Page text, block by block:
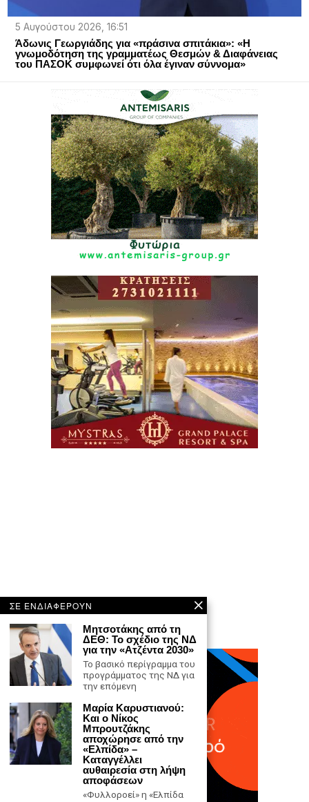
5 Αυγούστου 2026, 16:51
Άδωνις Γεωργιάδης για «πράσινα σπιτάκια»: «Η
γνωμοδότηση της γραμματέως Θεσμών & Διαφάνειας
του ΠΑΣΟΚ συμφωνεί ότι όλα έγιναν σύννομα»
ΣΕ ΕΝΔΙΑΦΕΡΟΥΝ
Μητσοτάκης από τη
ΔΕΘ: Το σχέδιο της ΝΔ
για την «Ατζέντα 2030»
Το βασικό περίγραμμα του
προγράμματος της ΝΔ για
την επόμενη
Μαρία Καρυστιανού:
Και ο Νίκος
Μπρουτζάκης
αποχώρησε από την
«Ελπίδα» –
Καταγγέλλει
αυθαιρεσία στη λήψη
αποφάσεων
«Φυλλοροεί» η «Ελπίδα